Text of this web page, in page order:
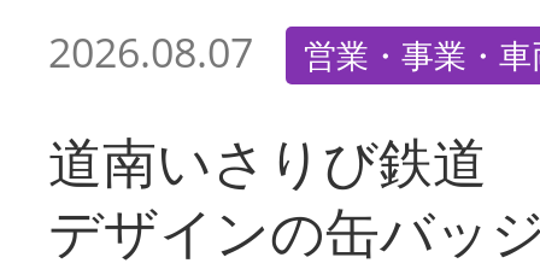
2026.08.07 営業・事業・
道南いさりび鉄道
デザインの缶バッ